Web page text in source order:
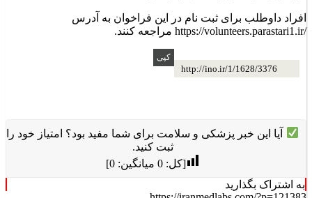
افراد داوطلب برای ثبت نام در این فراخوان به آدرس
https://volunteers.parastari1.ir/ مراجعه کنند.
http://ino.ir/1/1628/3376
آیا این خبر پزشکی و سلامت برای شما مفید بود؟ امتیاز خود را
ثبت کنید.
[کل:0 میانگین:0
]
به اشتراک بگذارید